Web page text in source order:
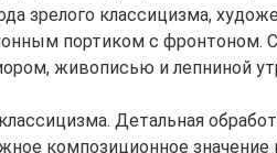
зрелого классицизма,
портиком с фронтоном.
живописью и лепниной
Детальная
композиционное